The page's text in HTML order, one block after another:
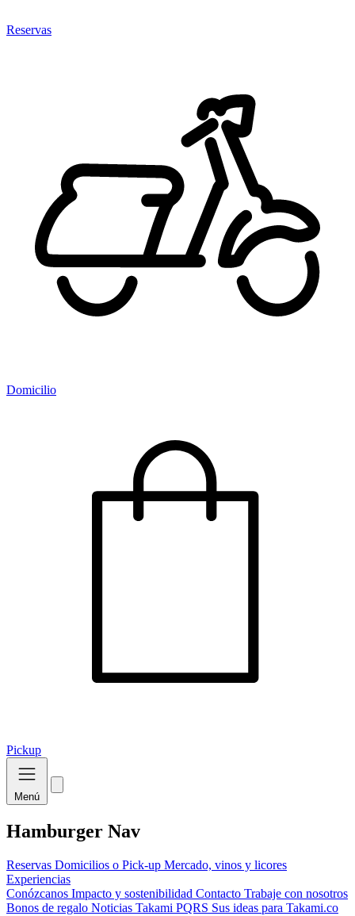
Reservas
Domicilio
Pickup
Menú
Hamburger Nav
Reservas Domicilios o Pick-up Mercado, vinos y licores
Experiencias
Conózcanos Impacto y sostenibilidad Contacto Trabaje con nosotros
Bonos de regalo Noticias Takami PQRS Sus ideas para Takami.co